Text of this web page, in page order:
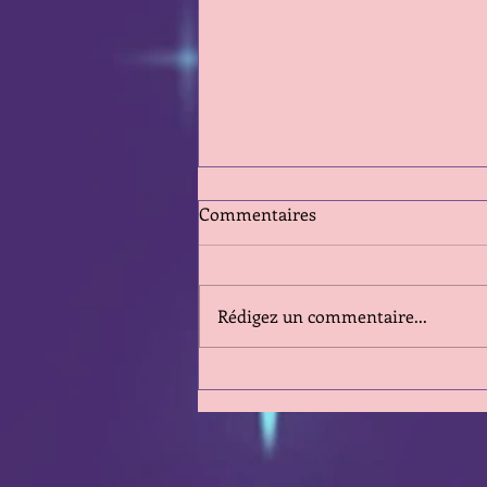
va du 3 au 9 Août 2026
Commentaires
Rédigez un commentaire...